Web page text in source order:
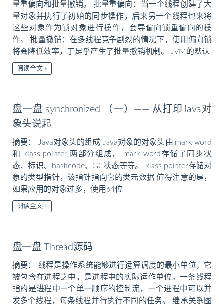
量重偏向和批量撤销。 批量重偏向：当一个线程创建了大
量对象并执行了初始的同步操作，后来另一个线程也来将
这些对象作为锁对象进行操作，会导偏向锁重偏向的操
作。 批量撤销：在多线程竞争剧烈的情况下，使用偏向锁
将会降低效率，于是乎产生了批量撤销机制。 JVM的默认
阅读全文
盘一盘 synchronized （一）—— 从打印Java对
象头说起
摘要： Java对象头的组成 Java对象的对象头由 mark word
和 klass pointer 两部分组成， mark word存储了同步状
态、标识、hashcode、GC状态等等。 klass pointer存储对
象的类型指针，该指针指向它的类元数据 值得注意的是，
如果应用的对象过多，使用64位
阅读全文
盘一盘 Thread源码
摘要： 线程是操作系统能够进行运算调度的最小单位。它
被包含在进程之中，是进程中的实际运作单位。一条线程
指的是进程中一个单一顺序的控制流，一个进程中可以并
发多个线程，每条线程并行执行不同的任务。 继承关系图